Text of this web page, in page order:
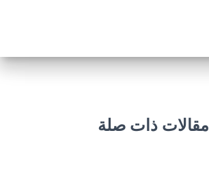
مقالات ذات صلة